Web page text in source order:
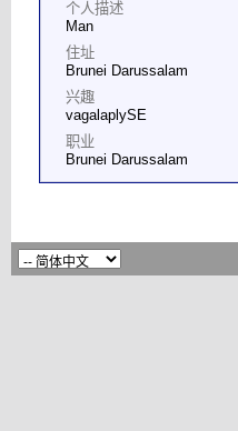
个人描述
Man
住址
Brunei Darussalam
兴趣
vagalaplySE
职业
Brunei Darussalam